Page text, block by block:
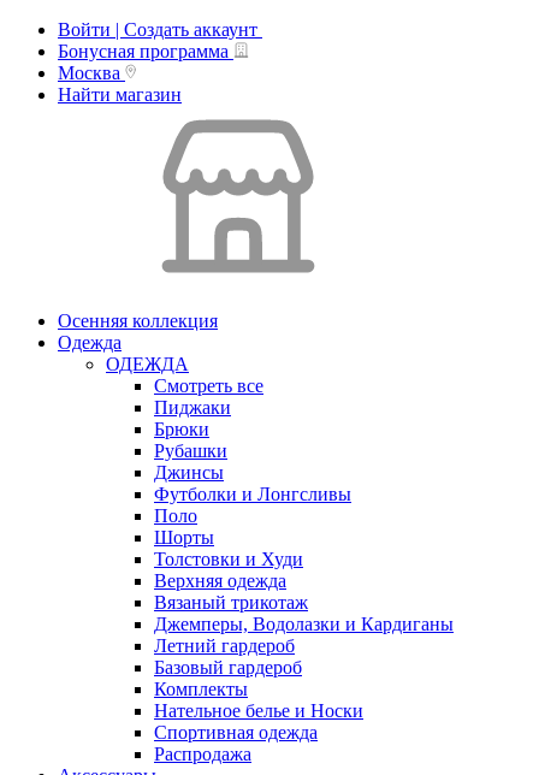
Войти | Создать аккаунт
Бонусная программа
Москва
Найти магазин
Осенняя коллекция
Одежда
ОДЕЖДА
Смотреть все
Пиджаки
Брюки
Рубашки
Джинсы
Футболки и Лонгсливы
Поло
Шорты
Толстовки и Худи
Верхняя одежда
Вязаный трикотаж
Джемперы, Водолазки и Кардиганы
Летний гардероб
Базовый гардероб
Комплекты
Нательное белье и Носки
Спортивная одежда
Распродажа